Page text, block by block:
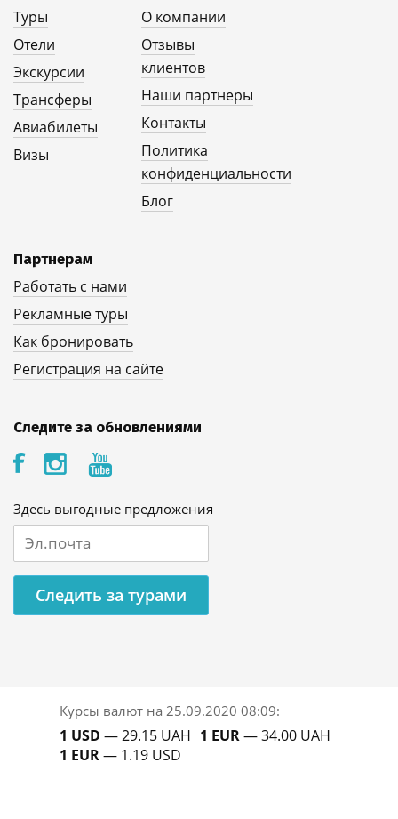
Туры
Отели
Экскурсии
Трансферы
Авиабилеты
Визы
О компании
Отзывы
клиентов
Наши партнеры
Контакты
Политика
конфиденциальности
Блог
Партнерам
Работать с нами
Рекламные туры
Как бронировать
Регистрация на сайте
Следите за обновлениями
Здесь выгодные предложения
Следить за турами
Курсы валют на 25.09.2020 08:09:
1 USD — 29.15 UAH
1 EUR— 1.19 USD
1 EUR— 34.00 UAH